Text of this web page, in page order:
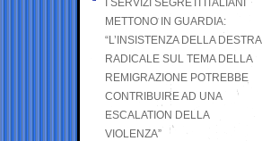
I SERVIZI SEGRETI ITALIANI
METTONO IN GUARDIA:
“L’INSISTENZA DELLA DESTRA
RADICALE SUL TEMA DELLA
REMIGRAZIONE POTREBBE
CONTRIBUIRE AD UNA
ESCALATION DELLA
VIOLENZA”